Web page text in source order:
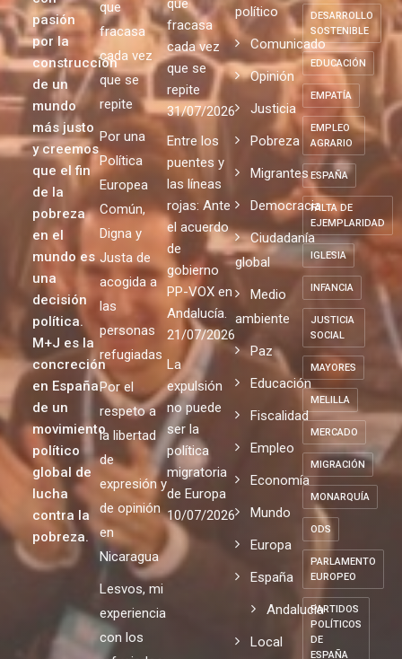
desde el
año 2004
con
pasión
por la
construcción
de un
mundo
más justo
y creemos
que el fin
de la
pobreza
en el
mundo es
una
decisión
política.
M+J es la
concreción
en España
de un
movimiento
político
global de
lucha
contra la
de un
que
fracasa
cada vez
que se
repite
Por una
Política
Europea
Común,
Digna y
Justa de
acogida a
las
personas
refugiadas
respeto a
la libertad
de
expresión y
de opinión
en
Nicaragua
Lesvos, mi
de un
modelo
que
fracasa
cada vez
repite
31/07/2026
Entre los
puentes y
las líneas
rojas: Ante
el acuerdo
de
gobierno
PP-VOX en
Andalucía.
21/07/2026
La
expulsión
no puede
ser la
política
migratoria
de Europa
10/07/2026
Uncategorized
Posicionamiento
político
Comunicado
Opinión
Justicia
Pobreza
Migrantes
Democracia
Ciudadanía
global
Medio
ambiente
Paz
Educación
Fiscalidad
Empleo
Economía
Mundo
Europa
España
DERECHOS
HUMANOS
DESARROLLO
SOSTENIBLE
EDUCACIÓN
EMPATÍA
EMPLEO
AGRARIO
ESPAÑA
FALTA DE
EJEMPLARIDAD
IGLESIA
INFANCIA
JUSTICIA
SOCIAL
MAYORES
MELILLA
MERCADO
MIGRACIÓN
MONARQUÍA
ODS
PARLAMENTO
EUROPEO